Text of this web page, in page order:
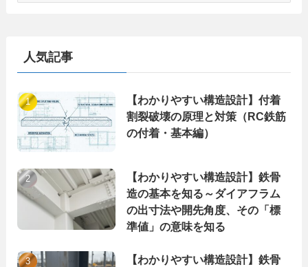
人気記事
【わかりやすい構造設計】付着
割裂破壊の原理と対策（RC鉄筋
の付着・基本編）
【わかりやすい構造設計】鉄骨
造の基本を知る～ダイアフラム
の出寸法や開先角度、その「標
準値」の意味を知る
【わかりやすい構造設計】鉄骨